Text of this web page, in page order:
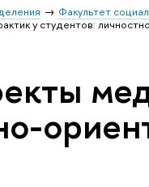
Факультет
у студентов: